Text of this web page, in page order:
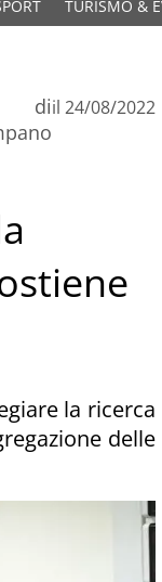
TURISMO &
diil 24/08/2022
la ricerca
delle